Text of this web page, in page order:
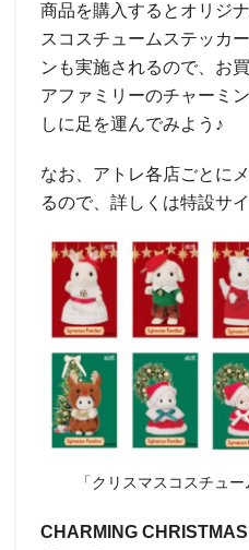
商品を購入するとオリジ
スコスチュームステッカ
ンも実施されるので、お
アファミリーのチャーミ
しに足を運んでみよう♪
なお、アトレ各店ごとに
るので、詳しくは特設サ
「クリスマスコスチュ
CHARMING CHRISTMAS